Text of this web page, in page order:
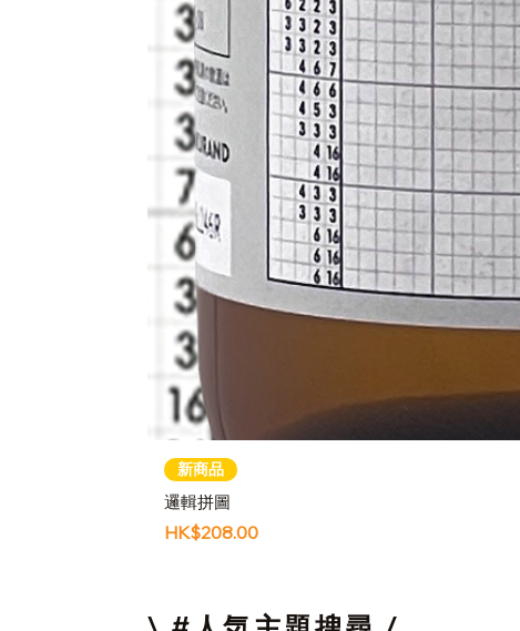
新商品
邏輯拼圖
價格
HK$208.00